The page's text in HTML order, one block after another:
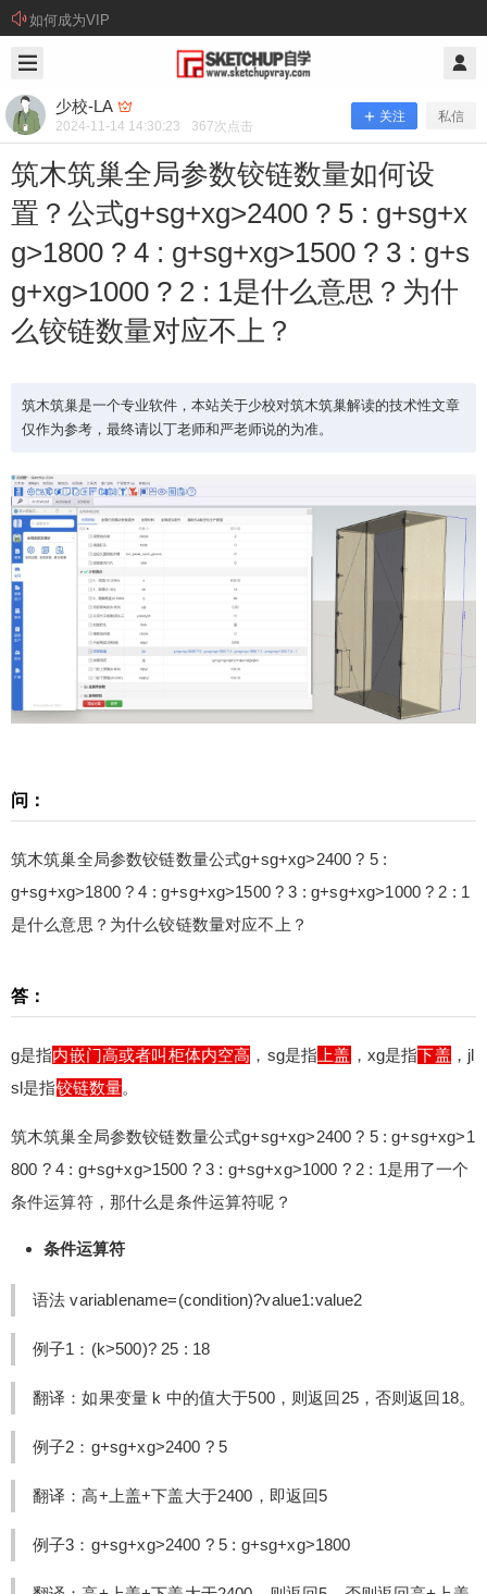
如何成为VIP
少校-LA
2024-11-14 14:30:23 367次点击
关注 私信
筑木筑巢全局参数铰链数量如何设
置？公式g+sg+xg>2400 ? 5 : g+sg+x
g>1800 ? 4 : g+sg+xg>1500 ? 3 : g+s
g+xg>1000 ? 2 : 1是什么意思？为什
么铰链数量对应不上？
筑木筑巢是一个专业软件，本站关于少校对筑木筑巢解读的技术性文章
仅作为参考，最终请以丁老师和严老师说的为准。
问：
筑木筑巢全局参数铰链数量公式g+sg+xg>2400 ? 5 :
g+sg+xg>1800 ? 4 : g+sg+xg>1500 ? 3 : g+sg+xg>1000 ? 2 : 1
是什么意思？为什么铰链数量对应不上？
答：
g是指内嵌门高或者叫柜体内空高 ，sg是指 上盖 ，xg是指下盖 ，jl
sl是指铰链数量。
筑木筑巢全局参数铰链数量公式g+sg+xg>2400 ? 5 : g+sg+xg>1
800 ? 4 : g+sg+xg>1500 ? 3 : g+sg+xg>1000 ? 2 : 1是用了一个
条件运算符，那什么是条件运算符呢？
条件运算符
语法 variablename=(condition)?value1:value2
例子1：(k>500)? 25 : 18
翻译：如果变量 k 中的值大于500，则返回25，否则返回18。
例子2： g+sg+xg>2400 ? 5
翻译：高+上盖+下盖大于2400，即返回5
例子3：g+sg+xg>2400 ? 5 : g+sg+xg>1800
少校-LA @ SketchUp自学
筑木筑巢全局参数铰链数量如何设置？
公式g+sg+xg>2400 ? 5 : g+sg+xg>18
00 ? 4 : g+sg+xg>1500 ? 3 : g+sg+xg
数量对应不上？
筑木筑巢是一个专业软件，本站关于少校对筑木筑
巢解读的技术性文章仅作为参考，最终请以丁老师
和严老师说的为准。
扫描二维码继续阅读